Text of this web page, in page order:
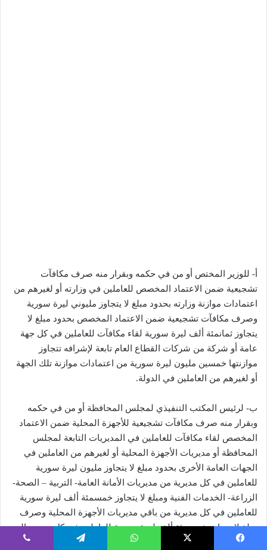
أ- للوزير المختص أو من في حكمه وبقرار منه صرف مكافآت
تشجيعية ضمن الاعتماد المخصص للعاملين في وزارته أو لغيرهم من
اعتمادات موازنة وزارته بحدود مبلغ لا يتجاوز مليوني ليرة سورية
وصرف مكافآت تشجيعية ضمن الاعتماد المخصص بحدود مبلغ لا
يتجاوز ثمانمئة ألف ليرة سورية لقاء مكافآت للعاملين في كل جهة
عامة أو شركة من شركات القطاع العام تابعة لإشرافه تتجاوز
موازنتها خمسين مليون ليرة سورية من اعتمادات موازنة تلك الجهة
أو لغيرهم من العاملين في الدولة.
ب- لرئيس المكتب التنفيذي لمجلس المحافظة أو من في حكمه
وبقرار منه صرف مكافآت تشجيعية للأجهزة المحلية ضمن الاعتماد
المخصص لقاء مكافآت للعاملين في المديريات التابعة لمجلس
المحافظة أو مديريات الأجهزة المحلية أو لغيرهم من العاملين في
الجهات العامة الأخرى بحدود مبلغ لا يتجاوز مليون ليرة سورية
للعاملين في كل مديرية من مديريات الأمانة العامة- التربية – الصحة-
الزراعة- الخدمات الفنية ومبلغ لا يتجاوز خمسمئة ألف ليرة سورية
للعاملين في كل مديرية من باقي مديريات الأجهزة المحلية وصرف
مبلغ لا يتجاوز خمسمئة ألف ليرة سورية للعاملين في كل من مجالس
المدن والبلدان والبلديات التابعة لمجلس المحافظة أو لغيرهم من